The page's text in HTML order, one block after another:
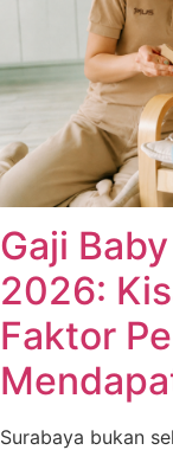
Gaji
2026:
Faktor
Surabaya bukan